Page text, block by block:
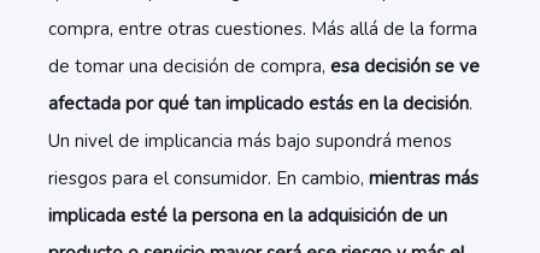
compra, entre otras cuestiones. Más allá de la forma
de tomar una decisión de compra, esa decisión se ve
afectada por qué tan implicado estás en la decisión.
Un nivel de implicancia más bajo supondrá menos
riesgos para el consumidor. En cambio, mientras más
implicada esté la persona en la adquisición de un